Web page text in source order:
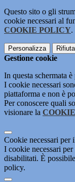
Questo sito o gli
cookie necessari al
COOKIE POLICY.
Personalizza
Gestione cookie
In questa schermata
I cookie necessari
piattaforma e non è
Per conoscere quali
visionare la
Cookie necessari per
I cookie necessari
disabilitati. È
policy.